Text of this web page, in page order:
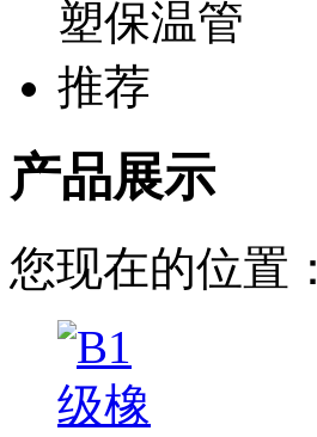
产品展示
您现在的位置：